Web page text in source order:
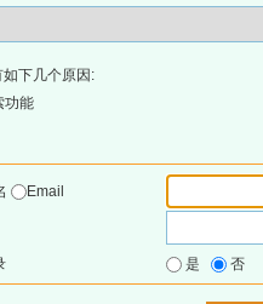
下几个原因:
功能
Email
是 否